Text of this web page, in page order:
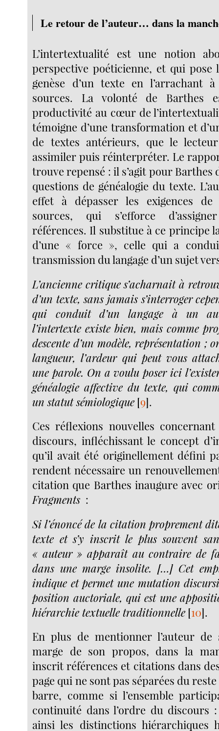
Le retour de l’auteur… dans la
L’intertextualité est une notion
perspective poéticienne, et qui pose
genèse d’un texte en l’arrachant
sources. La volonté de Barthes
productivité au cœur de
témoigne d’une transformation et
de textes antérieurs, que le
assimiler puis réinterpréter. Le
trouve repensé : il s’agit pour Barthes
questions de généalogie du texte.
effet à dépasser les exigences
sources, qui s’efforce
références. Il substitue à ce principe
d’une « force », celle qui a
transmission du langage d’un sujet
L’ancienne critique s’acharnait à
d’un texte, sans jamais s’interroger
qui conduit d’un langage à un
l’intertexte existe bien, mais comme
descente d’un modèle, représentation ;
langueur, l’ardeur qui peut vous
une parole. On a voulu poser ici
généalogie affective du texte, qui
un statut sémiologique [9].
Ces réflexions nouvelles
discours, infléchissant le concept
qu’il avait été originellement défini
rendent nécessaire un
citation que Barthes inaugure avec
Fragments :
Si l’énoncé de la citation proprement
texte et s’y inscrit le plus souvent
« auteur » apparaît au contraire de
dans une marge insolite. […] Cet
indique et permet une mutation
position auctoriale, qui est une
hiérarchie textuelle traditionnelle [10].
En plus de mentionner l’auteur de
marge de son propos, dans la
inscrit références et citations dans
page qui ne sont pas séparées du
barre, comme si l’ensemble
continuité dans l’ordre du discours
ainsi les distinctions hiérarchiques